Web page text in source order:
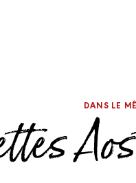
DANS LE